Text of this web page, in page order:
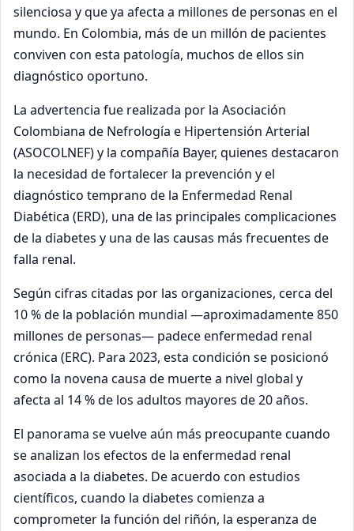
silenciosa y que ya afecta a millones de personas en el
mundo. En Colombia, más de un millón de pacientes
conviven con esta patología, muchos de ellos sin
diagnóstico oportuno.
La advertencia fue realizada por la Asociación
Colombiana de Nefrología e Hipertensión Arterial
(ASOCOLNEF) y la compañía Bayer, quienes destacaron
la necesidad de fortalecer la prevención y el
diagnóstico temprano de la Enfermedad Renal
Diabética (ERD), una de las principales complicaciones
de la diabetes y una de las causas más frecuentes de
falla renal.
Según cifras citadas por las organizaciones, cerca del
10 % de la población mundial —aproximadamente 850
millones de personas— padece enfermedad renal
crónica (ERC). Para 2023, esta condición se posicionó
como la novena causa de muerte a nivel global y
afecta al 14 % de los adultos mayores de 20 años.
El panorama se vuelve aún más preocupante cuando
se analizan los efectos de la enfermedad renal
asociada a la diabetes. De acuerdo con estudios
científicos, cuando la diabetes comienza a
comprometer la función del riñón, la esperanza de